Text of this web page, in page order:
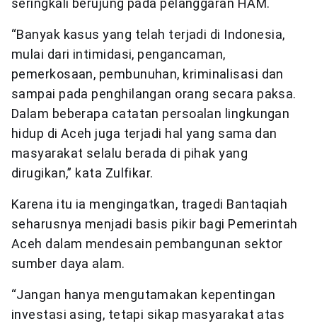
seringkali berujung pada pelanggaran HAM.
“Banyak kasus yang telah terjadi di Indonesia,
mulai dari intimidasi, pengancaman,
pemerkosaan, pembunuhan, kriminalisasi dan
sampai pada penghilangan orang secara paksa.
Dalam beberapa catatan persoalan lingkungan
hidup di Aceh juga terjadi hal yang sama dan
masyarakat selalu berada di pihak yang
dirugikan,” kata Zulfikar.
Karena itu ia mengingatkan, tragedi Bantaqiah
seharusnya menjadi basis pikir bagi Pemerintah
Aceh dalam mendesain pembangunan sektor
sumber daya alam.
“Jangan hanya mengutamakan kepentingan
investasi asing, tetapi sikap masyarakat atas